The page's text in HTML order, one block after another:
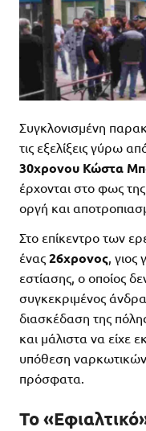
Συγκλονισμένη
τις εξελίξεις γύρω
30χρονου Κώστα
έρχονται στο φως
οργή και
Στο επίκεντρο των
ένας 26χρονος, γιος
εστίασης, ο οποίος
συγκεκριμένος
διασκέδαση της
και μάλιστα να είχε
υπόθεση
πρόσφατα.
Το